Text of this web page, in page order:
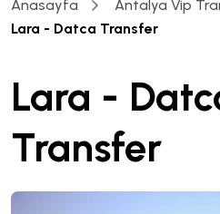
Anasayfa
Antalya Vip
Lara - Datca Transfer
Lara -
Transfer